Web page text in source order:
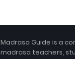
Madrasa Guide is a
madrasa teachers,